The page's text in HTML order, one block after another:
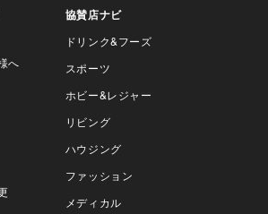
へ
協賛店ナビ
ドリンク&フーズ
スポーツ
ホビー&レジャー
リビング
ハウジング
ファッション
メディカル